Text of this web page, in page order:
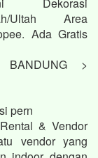
Ultah Area
Ada Gratis
BANDUNG >
pern
& Vendor
vendor yang